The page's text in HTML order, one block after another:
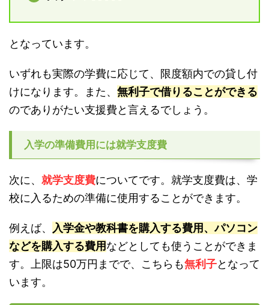
となっています。
いずれも実際の学費に応じて、限度額内での貸し付
けになります。また、 無利子で借りることができる
のでありがたい支援費と言えるでしょう。
入学の準備費用には就学支度費
次に、 就学支度費についてです。就学支度費は、学
校に入るための準備に使用することができます。
例えば、
入学金や教科書を購入する費用、パソコン
などを購入する費用などとしても使うことができま
す。上限は50万円までで、こちらも無利子となって
います。